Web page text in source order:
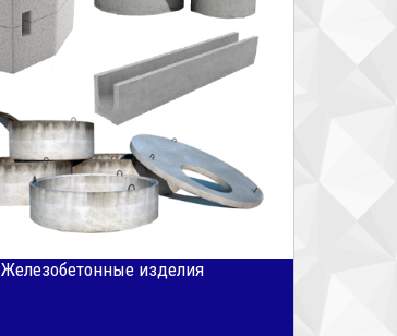
Железобетонные изделия